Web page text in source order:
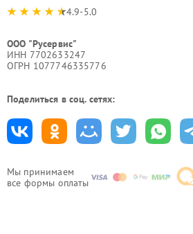
Мы принимаем
все формы оплаты
4.9-5.0
ООО "Русервис"
ИНН 7702633247
ОГРН 1077746335776
Поделиться в соц. сетях: